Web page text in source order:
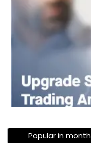
Popular in month